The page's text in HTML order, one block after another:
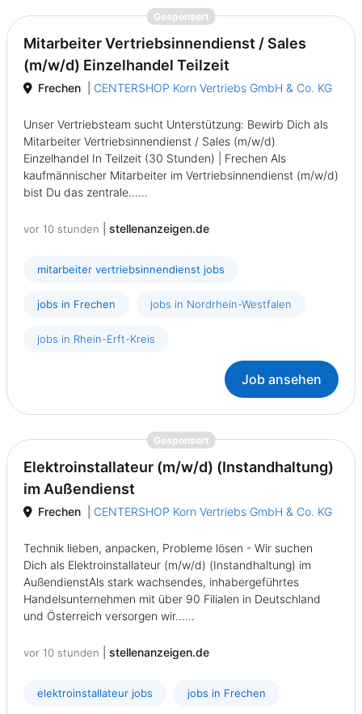
Gesponsert{prompt.job}
Mitarbeiter Vertriebsinnendienst / Sales
(m/w/d) Einzelhandel Teilzeit
Frechen CENTERSHOP Korn Vertriebs GmbH & Co. KG
Unser Vertriebsteam sucht Unterstützung: Bewirb Dich als
Mitarbeiter Vertriebsinnendienst / Sales (m/w/d)
Einzelhandel In Teilzeit (30 Stunden) | Frechen Als
kaufmännischer Mitarbeiter im Vertriebsinnendienst (m/w/d)
bist Du das zentrale......
vor 10 stunden stellenanzeigen.de
mitarbeiter vertriebsinnendienst jobs
jobs in Frechen jobs in Nordrhein-Westfalen
jobs in Rhein-Erft-Kreis
Job ansehen
Gesponsert{prompt.job}
Elektroinstallateur (m/w/d) (Instandhaltung)
im Außendienst
Frechen CENTERSHOP Korn Vertriebs GmbH & Co. KG
Technik lieben, anpacken, Probleme lösen - Wir suchen
Dich als Elektroinstallateur (m/w/d) (Instandhaltung) im
AußendienstAls stark wachsendes, inhabergeführtes
Handelsunternehmen mit über 90 Filialen in Deutschland
und Österreich versorgen wir......
vor 10 stunden stellenanzeigen.de
elektroinstallateur jobs jobs in Frechen